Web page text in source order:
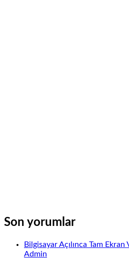
Son yorumlar
Bilgisayar Açılınca Tam
Admin